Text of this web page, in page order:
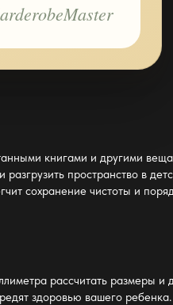
книгами и другими
пространство в
сохранение чистоты и
рассчитать размеры и
здоровью вашего